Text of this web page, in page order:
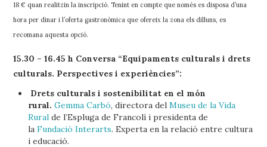
18 € quan realitzin la inscripció. Tenint en compte que només es disposa d’una
hora per dinar i l’oferta gastronòmica que ofereix la zona els dilluns, es
recomana aquesta opció.
15.30 – 16.45 h Conversa “Equipaments culturals i drets
culturals. Perspectives i experiències”:
Drets culturals i sostenibilitat en el món
rural.Gemma Carbó, directora del Museu de la Vida
Rural de l’Espluga de Francolí i presidenta de
laFundació Interarts. Experta en la relació entre cultura
i educació.